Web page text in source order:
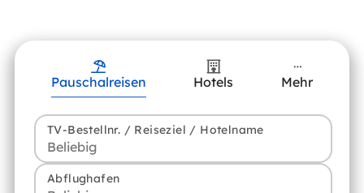
Pauschalreisen Hotels Mehr
TV-Bestellnr. / Reiseziel / Hotelname
Abflughafen